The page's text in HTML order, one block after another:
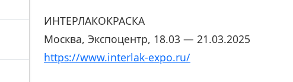
ИНТЕРЛАКОКРАСКА
Москва, Экспоцентр, 18.03 — 21.03.2025
https://www.interlak-expo.ru/